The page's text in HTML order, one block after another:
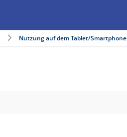
Nutzung auf dem Tablet/Smartphone